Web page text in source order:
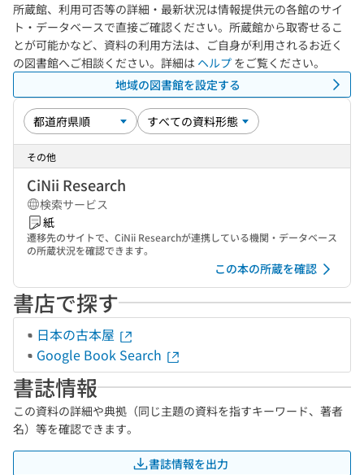
所蔵館、利用可否等の詳細・最新状況は情報提供元の各館のサイ
ト・データベースで直接ご確認ください。所蔵館から取寄せるこ
とが可能かなど、資料の利用方法は、ご自身が利用されるお近く
の図書館へご相談ください。詳細は ヘルプ をご覧ください。
地域の図書館を設定する
その他
CiNii Research
検索サービス
紙
遷移先のサイトで、CiNii Researchが連携している機関・データベース
の所蔵状況を確認できます。
この本の所蔵を確認
書店で探す
日本の古本屋
Google Book Search
書誌情報
この資料の詳細や典拠（同じ主題の資料を指すキーワード、著者
名）等を確認できます。
書誌情報を出力